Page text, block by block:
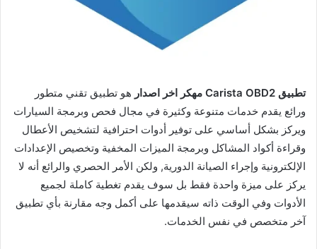
تطبيق Carista OBD2 مهكر اخر اصدار
هو تطبيق تقني متطور
ورائع يقدم خدمات متنوعة وكثيرة في مجال فحص وبرمجة السيارات
ويركز بشكل أساسي على توفير أدوات احترافية لتشخيص الأعطال
وقراءة أكواد المشاكل وبرمجة الميزات المخفية وتخصيص الإعدادات
الإلكترونية وإجراء الصيانة الدورية, ولكن الأمر الحصري والرائع أنه لا
يركز على ميزة واحدة فقط بل سوف يقدم تغطية كاملة لجميع
الأدوات وفي الوقت ذاته سيقدمها على أكمل وجه مقارنة بأي تطبيق
آخر متخصص في نفس الخدمات.